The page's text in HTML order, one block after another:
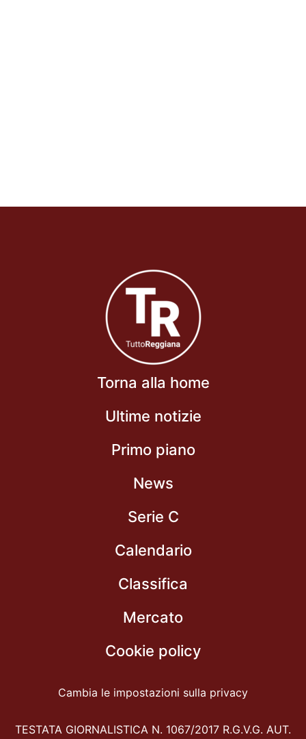
Torna alla home
Ultime notizie
Primo piano
News
Serie C
Calendario
Classifica
Mercato
Cookie policy
Cambia le impostazioni sulla privacy
TESTATA GIORNALISTICA N. 1067/2017 R.G.V.G. AUT.